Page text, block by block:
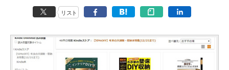
リスト